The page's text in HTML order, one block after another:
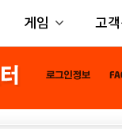
게임 고